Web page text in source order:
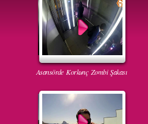
Asansörde Korkunç Zombi Şakası